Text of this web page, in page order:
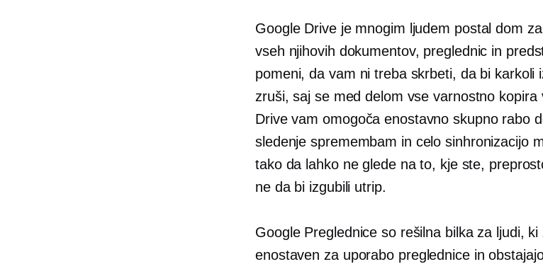
Google Drive je mnogim ljudem postal dom
vseh njihovih dokumentov, preglednic in
pomeni, da vam ni treba skrbeti, da bi karkoli
zruši, saj se med delom vse varnostno kopira
Drive vam omogoča enostavno skupno rabo
sledenje spremembam in celo sinhronizacijo
tako da lahko ne glede na to, kje ste,
ne da bi izgubili utrip.
Google Preglednice so rešilna bilka za ljudi, ki
enostaven za uporabo preglednice in